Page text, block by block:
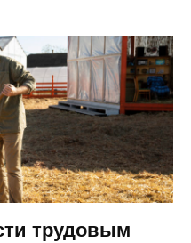
трудовым